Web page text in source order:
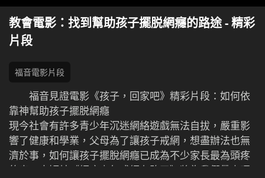
教會電影：找到幫助孩子擺脱網癮的路途 - 精彩
片段
福音電影片段
福音見證電影《孩子，回家吧》精彩片段：如何依
靠神幫助孩子擺脱網癮
現今社會有許多青少年沉迷網絡遊戲無法自拔，嚴重影
響了健康和學業，父母為了讓孩子戒網，想盡辦法也無
濟於事，如何讓孩子擺脫網癮已成為不少家長最為頭疼
的事。本短片《網癮少年戒網有路了》將為我們帶來曙